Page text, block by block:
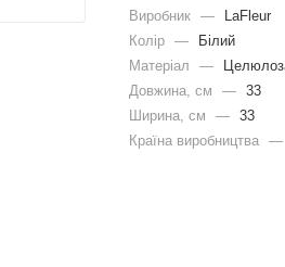
Виробник —
LaFleur
Колір —
Білий
Матеріал
—
Довжина, cм
— 33
Ширина, cм
— 33
Країна виробництва —